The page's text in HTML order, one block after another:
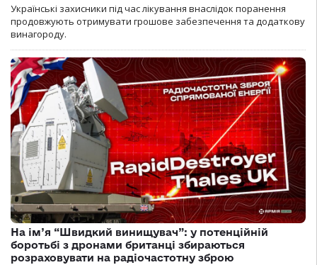
Українські захисники під час лікування внаслідок поранення
продовжують отримувати грошове забезпечення та додаткову
винагороду.
На ім’я “Швидкий винищувач”: у потенційній
боротьбі з дронами британці збираються
розраховувати на радіочастотну зброю